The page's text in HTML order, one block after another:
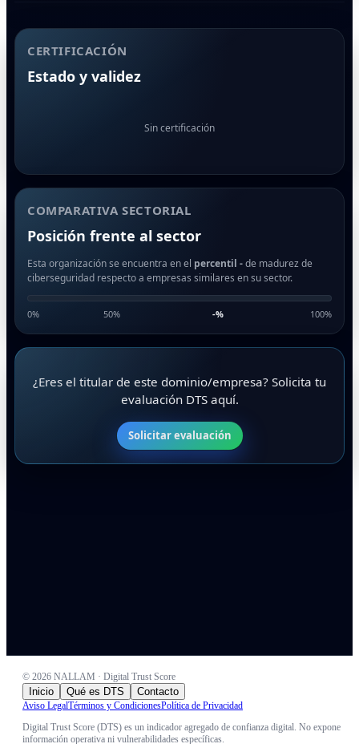
CERTIFICACIÓN
Estado y validez
Sin certificación
COMPARATIVA SECTORIAL
Posición frente al sector
Esta organización se encuentra en el percentil -de madurez de
ciberseguridad respecto a empresas similares en su sector.
0% 50% -% 100%
¿Eres el titular de este dominio/empresa? Solicita tu
evaluación DTS aquí.
Solicitar evaluación
© 2026 NALLAM · Digital Trust Score
Inicio Qué es DTS Contacto
Aviso LegalTérminos y CondicionesPolítica de Privacidad
Digital Trust Score (DTS) es un indicador agregado de confianza digital. No expone
información operativa ni vulnerabilidades específicas.